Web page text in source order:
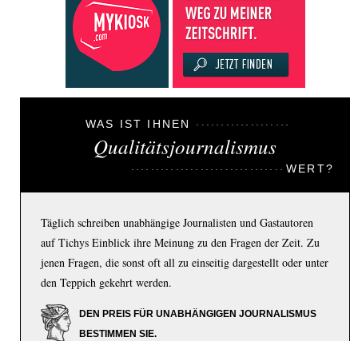
WAS IST IHNEN
Qualitätsjournalismus
WERT?
Täglich schreiben unabhängige Journalisten und Gastautoren
auf Tichys Einblick ihre Meinung zu den Fragen der Zeit. Zu
jenen Fragen, die sonst oft all zu einseitig dargestellt oder unter
den Teppich gekehrt werden.
DEN PREIS FÜR UNABHÄNGIGEN JOURNALISMUS
BESTIMMEN SIE.